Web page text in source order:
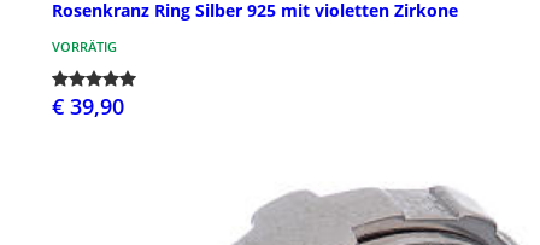
Rosenkranz Ring Silber 925 mit violetten Zirkone
VORRÄTIG
€ 39,90